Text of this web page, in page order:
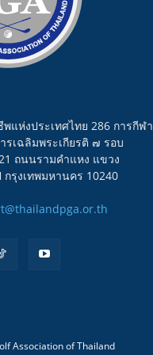
แห่งประเทศไทย 286 การกีฬา
รเฉลิมพระเกียรติ ๗ รอบ
ถนนรามคำแหง แขวง
รุงเทพมหานคร 10240
Association of Thailand